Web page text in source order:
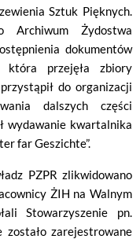
Sztuk Pięknych.
Archiwum Żydostwa
dokumentów
która przejęła zbiory
do organizacji
dalszych części
wydawanie kwartalnika
far Geszichte”.
PZPR zlikwidowano
ŻIH na Walnym
Stowarzyszenie pn.
zarejestrowane